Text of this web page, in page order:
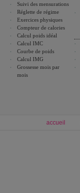
Suivi des mensurations
Réglette de régime
Exercices physiques
Compteur de calories
Calcul poids idéal
Calcul IMC
Courbe de poids
Calcul IMG
Grossesse mois par
mois
accueil